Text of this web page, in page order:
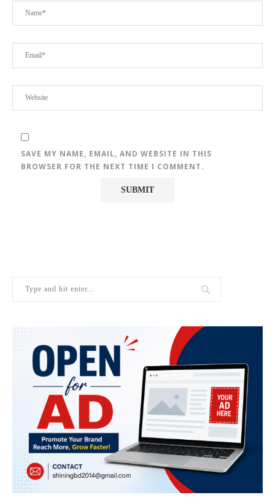
SAVE MY NAME, EMAIL, AND WEBSITE IN THIS
BROWSER FOR THE NEXT TIME I COMMENT.